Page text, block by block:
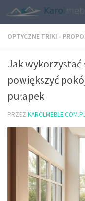
OPTYCZNE TRIKI -
Jak wykorzystać
powiększyć
pułapek
PRZEZ